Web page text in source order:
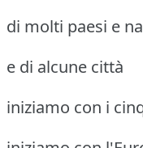
di molti paesi e
e di alcune città
iniziamo con i